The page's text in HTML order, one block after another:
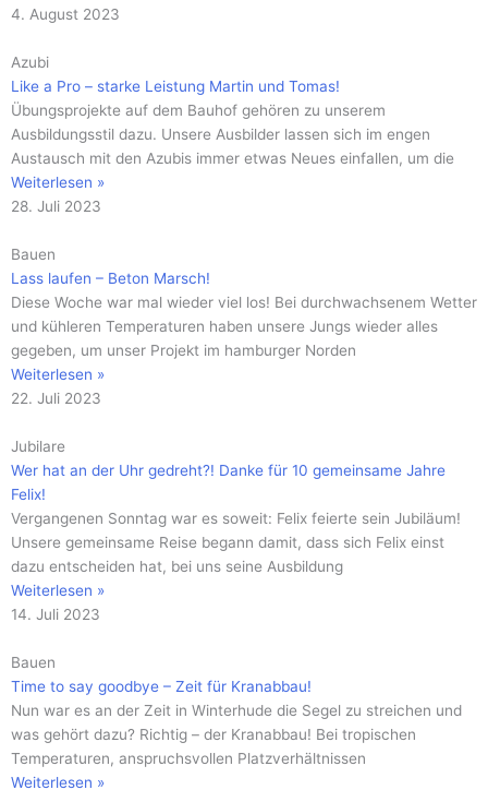
4. August 2023
Azubi
Like a Pro – starke Leistung Martin und Tomas!
Übungsprojekte auf dem Bauhof gehören zu unserem
Ausbildungsstil dazu. Unsere Ausbilder lassen sich im engen
Austausch mit den Azubis immer etwas Neues einfallen, um die
Weiterlesen »
28. Juli 2023
Bauen
Lass laufen – Beton Marsch!
Diese Woche war mal wieder viel los! Bei durchwachsenem Wetter
und kühleren Temperaturen haben unsere Jungs wieder alles
gegeben, um unser Projekt im hamburger Norden
Weiterlesen »
22. Juli 2023
Jubilare
Wer hat an der Uhr gedreht?! Danke für 10 gemeinsame Jahre
Felix!
Vergangenen Sonntag war es soweit: Felix feierte sein Jubiläum!
Unsere gemeinsame Reise begann damit, dass sich Felix einst
dazu entscheiden hat, bei uns seine Ausbildung
Weiterlesen »
14. Juli 2023
Bauen
Time to say goodbye – Zeit für Kranabbau!
Nun war es an der Zeit in Winterhude die Segel zu streichen und
was gehört dazu? Richtig – der Kranabbau! Bei tropischen
Temperaturen, anspruchsvollen Platzverhältnissen
Weiterlesen »